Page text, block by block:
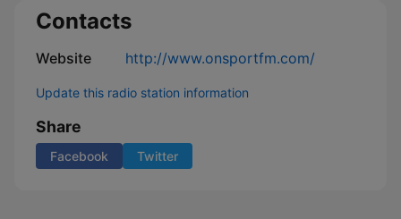
Contacts
Website http://www.onsportfm.com/
Update this radio station information
Share
Facebook Twitter